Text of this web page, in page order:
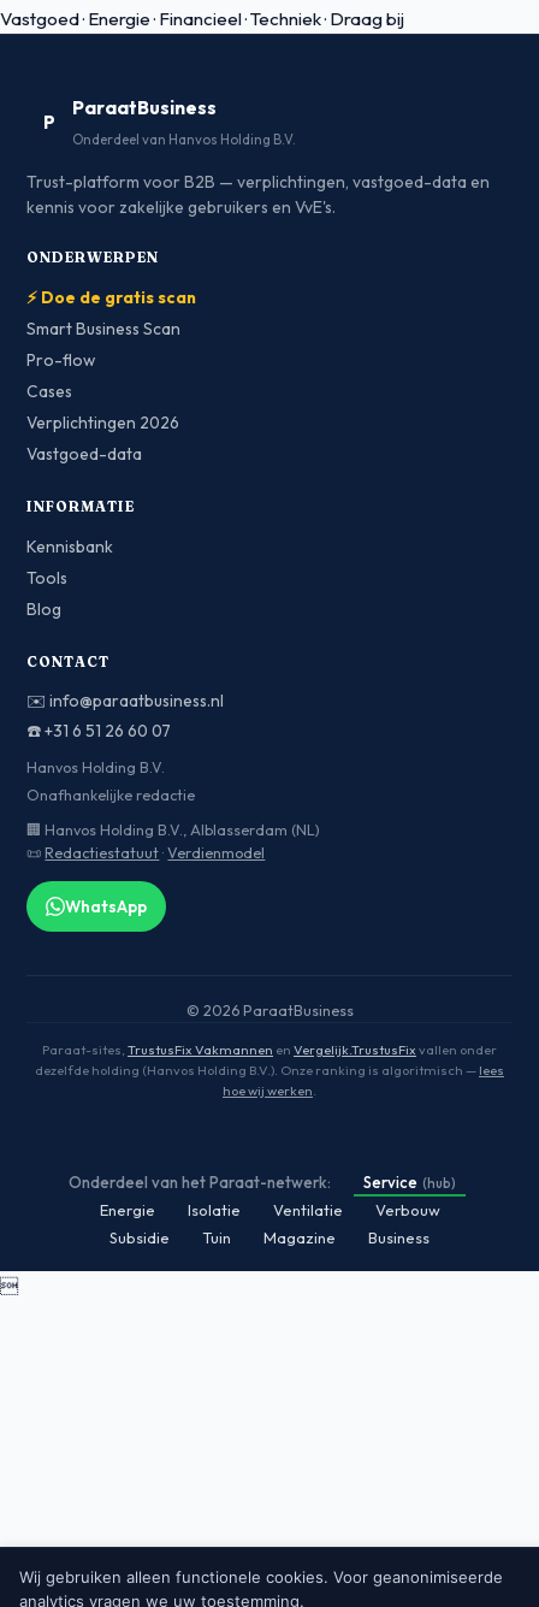
Vastgoed· Energie· Financieel·Techniek· Draag bij
P
ParaatBusiness
Onderdeel van Hanvos Holding B.V.
Trust-platform voor B2B — verplichtingen, vastgoed-data en
kennis voor zakelijke gebruikers en VvE's.
ONDERWERPEN
⚡ Doe de gratis scan
Smart Business Scan
Pro-flow
Cases
Verplichtingen 2026
Vastgoed-data
INFORMATIE
Kennisbank
Tools
Blog
CONTACT
✉️info@paraatbusiness.nl
☎️+31 6 51 26 60 07
Hanvos Holding B.V.
Onafhankelijke redactie
🏢 Hanvos Holding B.V., Alblasserdam (NL)
📜 Redactiestatuut ·Verdienmodel
WhatsApp
© 2026 ParaatBusiness
Paraat-sites, TrustusFix Vakmannen en Vergelijk.TrustusFix vallen onder
dezelfde holding (Hanvos Holding B.V.). Onze ranking is algoritmisch — lees
hoe wij werken
Onderdeel van het Paraat-netwerk: Service (hub)
Energie Isolatie Ventilatie
Verbouw
Subsidie
Tuin Magazine Business

Wij gebruiken alleen functionele cookies. Voor geanonimiseerde
analytics vragen we uw toestemming.